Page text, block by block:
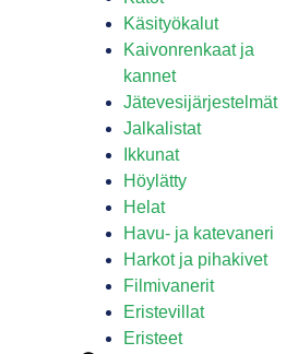
Käsityökalut
Kaivonrenkaat ja
kannet
Jätevesijärjestelmät
Jalkalistat
Ikkunat
Höylätty
Helat
Havu- ja katevaneri
Harkot ja pihakivet
Filmivanerit
Eristevillat
Eristeet